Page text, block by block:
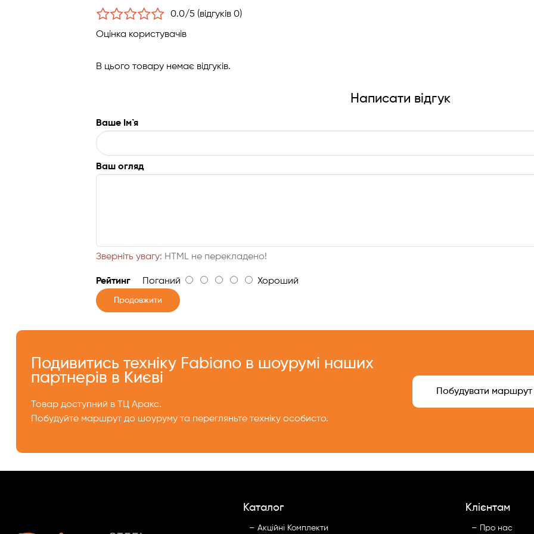
0.0/5 (відгуків 0)
Оцінка користувачів
В цього товару немає відгуків.
Написати відгук
Ваше Ім`я
Ваш огляд
Зверніть увагу: HTML не перекладено!
Рейтинг Поганий Хороший
Продовжити
Подивитись техніку Fabiano в шоурумі наших
партнерів в Києві
Товар доступний в ТЦ Аракс.
Побудуйте маршрут до шоуруму та перегляньте техніку особисто.
Побудувати маршрут
Каталог
Акційні Комплекти
Клієнтам
Про нас